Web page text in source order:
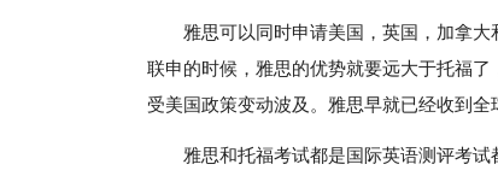
雅思可以同时申请美国，英国，加拿
联申的时候，雅思的优势就要远大于托福
受美国政策变动波及。雅思早就已经收到全
雅思和托福考试都是国际英语测评考